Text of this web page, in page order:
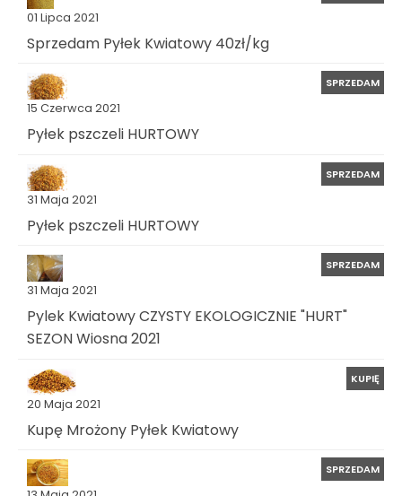
01 Lipca 2021
Sprzedam Pyłek Kwiatowy 40zł/kg
15 Czerwca 2021
SPRZEDAM
Pyłek pszczeli HURTOWY
31 Maja 2021
SPRZEDAM
Pyłek pszczeli HURTOWY
31 Maja 2021
SPRZEDAM
Pylek Kwiatowy CZYSTY EKOLOGICZNIE "HURT"
SEZON Wiosna 2021
20 Maja 2021
KUPIĘ
Kupę Mrożony Pyłek Kwiatowy
SPRZEDAM